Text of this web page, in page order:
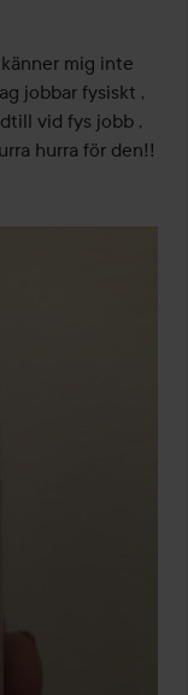
mig inte
jobbar fysiskt ,
vid fys jobb ,
hurra för den!!